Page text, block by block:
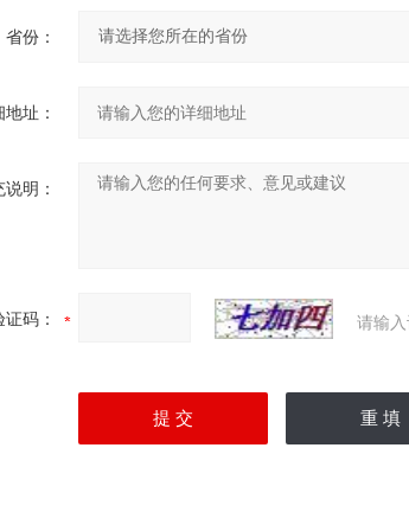
省份：
址：
明：
证码： 请输